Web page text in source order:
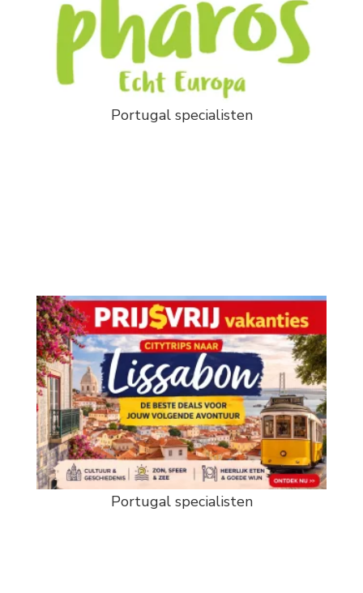
Portugal specialisten
Portugal specialisten